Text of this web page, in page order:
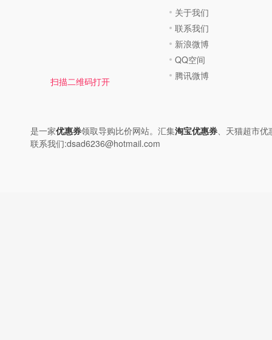
扫描二维码打开
关于我们
联系我们
新浪微博
QQ空间
腾讯微博
是一家优惠券领取导购比价网站。汇集淘宝优惠券、天猫超市优
联系我们:dsad6236@hotmail.com